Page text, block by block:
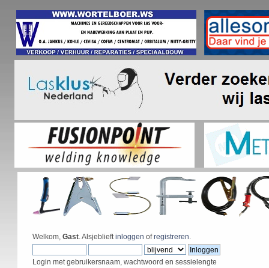
Welkom, Gast. Alsjeblieftinloggen ofregistreren.
Login met gebruikersnaam, wachtwoord en sessielengte